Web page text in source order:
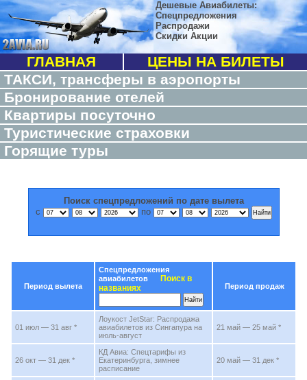
Дешевые Авиабилеты:
Спецпредложения
Распродажи
Скидки Акции
ГЛАВНАЯ
ЦЕНЫ НА БИЛЕТЫ
ТАКСИ, трансферы в аэропорты
Бронирование отелей
Квартиры посуточно
Туристические страховки
Горящие туры
Поиск спецпредложений по дате вылета
с
по
Период вылета
Спецпредложения
авиабилетов
Поиск в
названиях
Период продаж
01 июл — 31 авг *
Лоукост JetStar: Распродажа
авиабилетов из Сингапура на
июль-август
21 май — 25 май *
26 окт — 31 дек *
КД Авиа: Спецтарифы из
Екатеринбурга, зимнее
расписание
20 май — 31 дек *